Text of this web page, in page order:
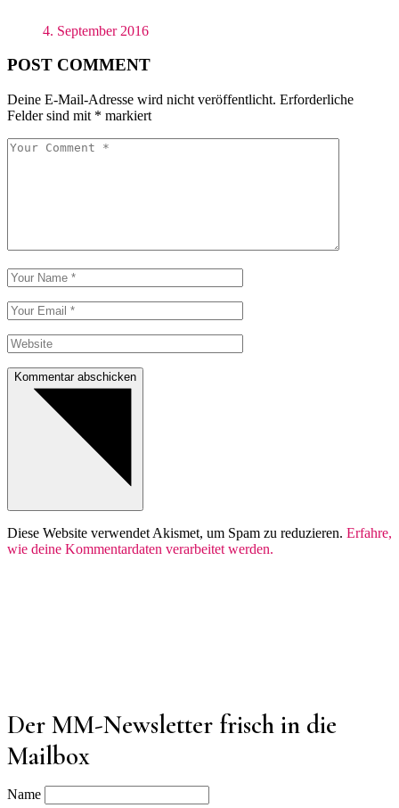
4. September 2016
POST COMMENT
Deine E-Mail-Adresse wird nicht veröffentlicht. Erforderliche
Felder sind mit * markiert
Kommentar abschicken
Diese Website verwendet Akismet, um Spam zu reduzieren. Erfahre,
wie deine Kommentardaten verarbeitet werden.
Der MM-Newsletter frisch in die
Mailbox
Name